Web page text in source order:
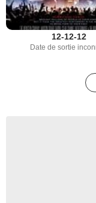
12-12-12
Date de sortie